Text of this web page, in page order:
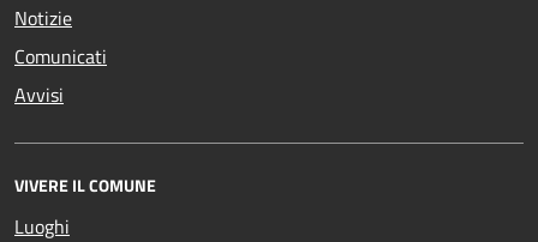
Notizie
Comunicati
Avvisi
VIVERE IL COMUNE
Luoghi